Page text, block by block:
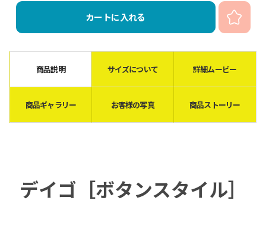
カートに入れる
商品説明 サイズについて 詳細ムービー
商品ギャラリー お客様の写真 商品ストーリー
デイゴ［ボタンスタイル］